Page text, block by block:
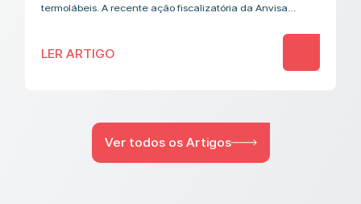
termolábeis. A recente ação fiscalizatória da Anvisa
LER ARTIGO
Ver todos os Artigos